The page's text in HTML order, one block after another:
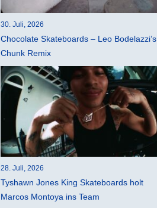
30. Juli, 2026
Chocolate Skateboards – Leo Bodelazzi’s
Chunk Remix
28. Juli, 2026
Tyshawn Jones King Skateboards holt
Marcos Montoya ins Team